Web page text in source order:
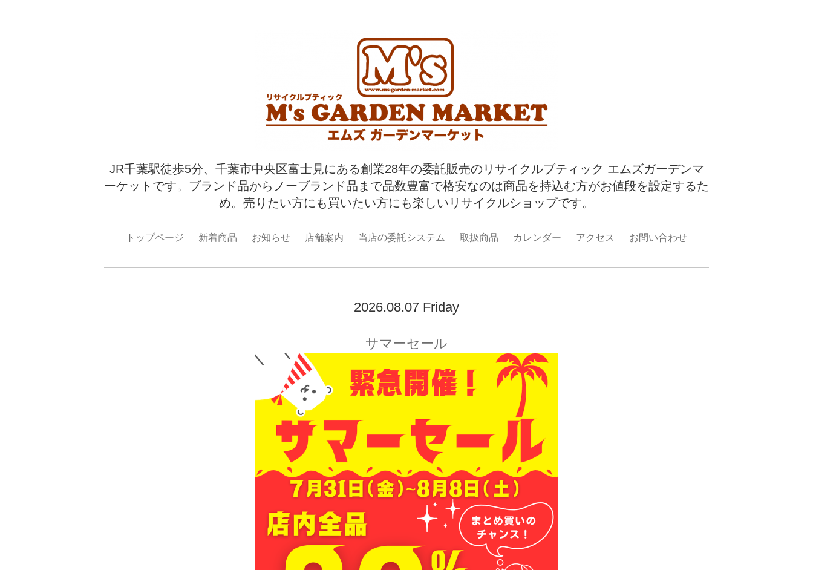
JR千葉駅徒歩5分、千葉市中央区富士見にある創業28年の委託販売のリサイクルブティック エムズガーデンマ
ーケットです。ブランド品からノーブランド品まで品数豊富で格安なのは商品を持込む方がお値段を設定するた
め。売りたい方にも買いたい方にも楽しいリサイクルショップです。
トップページ 新着商品 お知らせ 店舗案内 当店の委託システム 取扱商品 カレンダー アクセス お問い合わせ
2026.08.07 Friday
サマーセール